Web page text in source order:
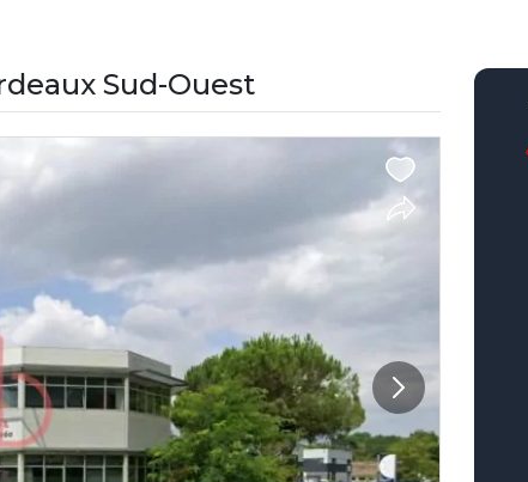
Sud-Ouest